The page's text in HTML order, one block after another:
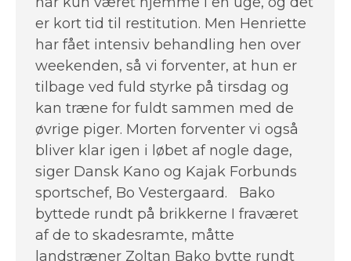
er kort tid til restitution. Men Henriette
har fået intensiv behandling hen over
weekenden, så vi forventer, at hun er
tilbage ved fuld styrke på tirsdag og
kan træne for fuldt sammen med de
øvrige piger. Morten forventer vi også
bliver klar igen i løbet af nogle dage,
siger Dansk Kano og Kajak Forbunds
sportschef, Bo Vestergaard. Bako
byttede rundt på brikkerne I fraværet
af de to skadesramte, måtte
landstræner Zoltan Bako bytte rundt